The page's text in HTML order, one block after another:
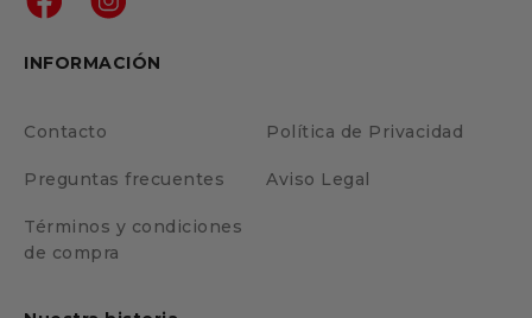
INFORMACIÓN
Contacto Política de Privacidad
Preguntas frecuentes Aviso Legal
Términos y condiciones
de compra